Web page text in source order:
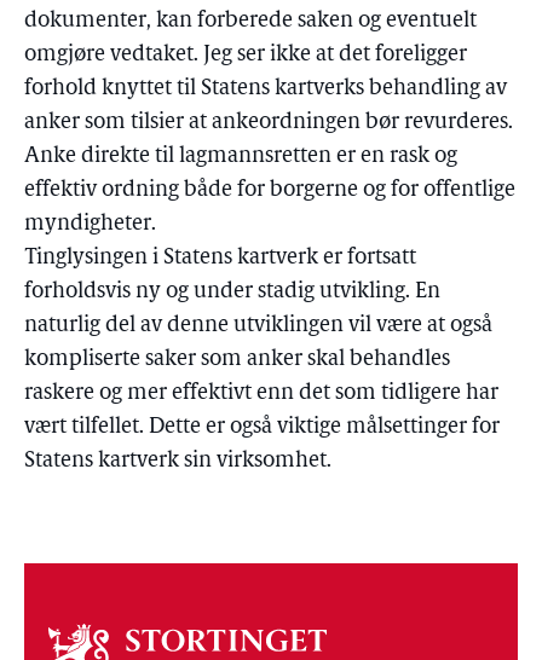
dokumenter, kan forberede saken og eventuelt
omgjøre vedtaket. Jeg ser ikke at det foreligger
forhold knyttet til Statens kartverks behandling av
anker som tilsier at ankeordningen bør revurderes.
Anke direkte til lagmannsretten er en rask og
effektiv ordning både for borgerne og for offentlige
myndigheter.
Tinglysingen i Statens kartverk er fortsatt
forholdsvis ny og under stadig utvikling. En
naturlig del av denne utviklingen vil være at også
kompliserte saker som anker skal behandles
raskere og mer effektivt enn det som tidligere har
vært tilfellet. Dette er også viktige målsettinger for
Statens kartverk sin virksomhet.
Om